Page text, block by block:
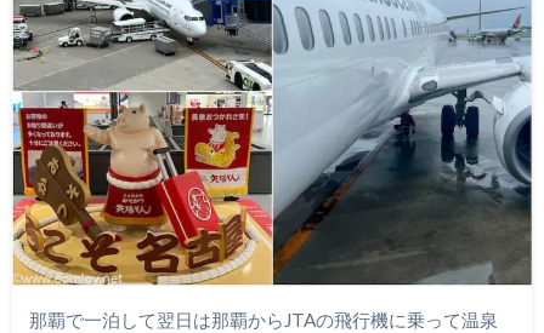
那覇で一泊して翌日は那覇からJTAの飛行機に乗って温泉